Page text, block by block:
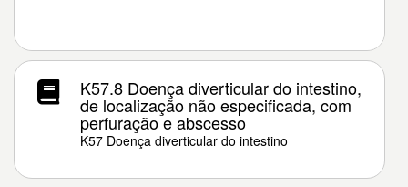
K57.8 Doença diverticular do intestino,
de localização não especificada, com
perfuração e abscesso
K57 Doença diverticular do intestino